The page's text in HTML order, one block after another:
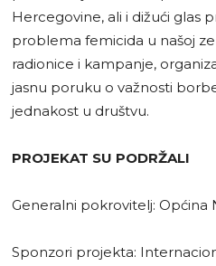
Hercegovine, ali i dižući glas
problema femicida u našoj
radionice i kampanje,
jasnu poruku o važnosti
jednakost u društvu.
PROJEKAT SU PODRŽALI
Generalni pokrovitelj: Općina
Sponzori projekta: